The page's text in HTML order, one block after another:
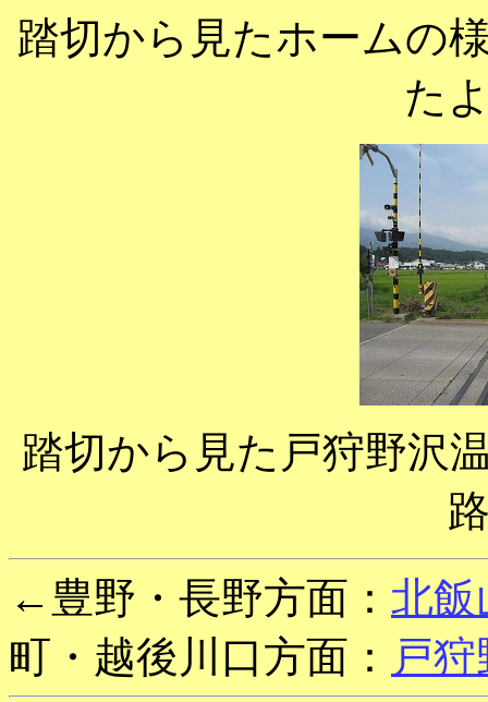
踏切から見たホームの
た
踏切から見た戸狩野沢
←豊野・長野方面： 北飯
町・越後川口方面： 戸